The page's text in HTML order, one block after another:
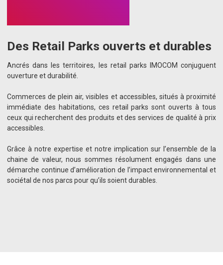
Des Retail Parks ouverts et durables
Ancrés dans les territoires, les retail parks IMOCOM conjuguent
ouverture et durabilité.
Commerces de plein air, visibles et accessibles, situés à proximité
immédiate des habitations, ces retail parks sont ouverts à tous
ceux qui recherchent des produits et des services de qualité à prix
accessibles.
Grâce à notre expertise et notre implication sur l’ensemble de la
chaine de valeur, nous sommes résolument engagés dans une
démarche continue d’amélioration de l’impact environnemental et
sociétal de nos parcs pour qu’ils soient durables.